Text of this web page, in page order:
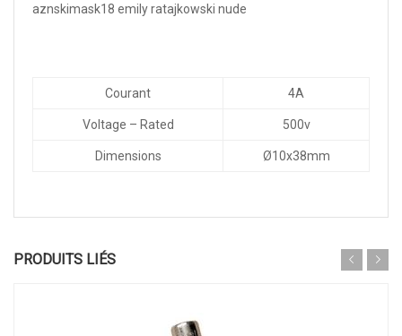
aznskimask18 emily ratajkowski nude
Courant 4A
Voltage – Rated 500v
Dimensions Ø10x38mm
PRODUITS LIÉS